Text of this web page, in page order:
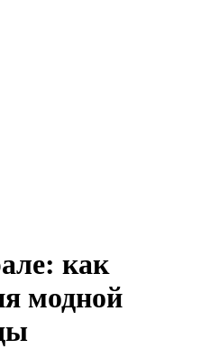
как
модной